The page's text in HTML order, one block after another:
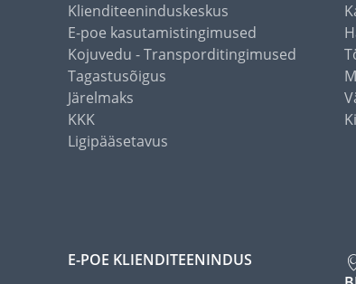
Klienditeeninduskeskus
E-poe kasutamistingimused
Kojuvedu - Transporditingimused
Tagastusõigus
Järelmaks
KKK
Ligipääsetavus
E-POE KLIENDITEENINDUS